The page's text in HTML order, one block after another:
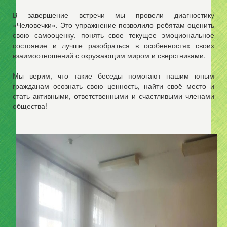
В завершение встречи мы провели диагностику
«Человечки». Это упражнение позволило ребятам оценить
свою самооценку, понять свое текущее эмоциональное
состояние и лучше разобраться в особенностях своих
взаимоотношений с окружающим миром и сверстниками.
Мы верим, что такие беседы помогают нашим юным
гражданам осознать свою ценность, найти своё место и
стать активными, ответственными и счастливыми членами
общества!